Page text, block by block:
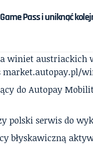
Pass i uniknąć
winiet austriackich
market.autopay.pl/
do Autopay
polski serwis do
błyskawiczną